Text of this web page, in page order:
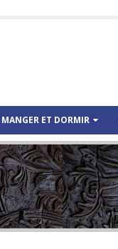
MANGER ET DORMIR